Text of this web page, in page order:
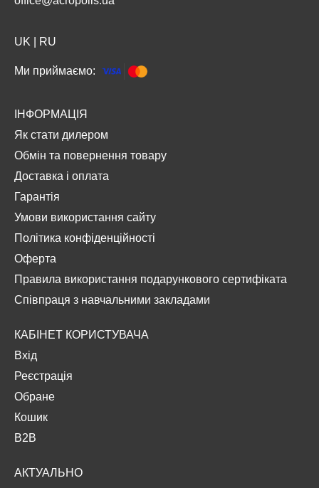
UK RU
Ми приймаємо:
ІНФОРМАЦІЯ
Як стати дилером
Обмін та повернення товару
Доставка і оплата
Гарантія
Умови використання сайту
Політика конфіденційності
Оферта
Правила використання подарункового сертифіката
Співпраця з навчальними закладами
КАБІНЕТ КОРИСТУВАЧА
Вхід
Реєстрація
Обране
Кошик
B2B
АКТУАЛЬНО